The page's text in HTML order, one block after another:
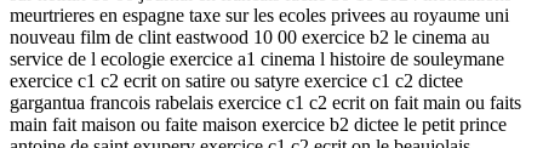
meurtrieres en espagne taxe sur les ecoles privees au royaume uni
nouveau film de clint eastwood 10 00 exercice b2 le cinema au
service de l ecologie exercice a1 cinema l histoire de souleymane
exercice c1 c2 ecrit on satire ou satyre exercice c1 c2 dictee
gargantua francois rabelais exercice c1 c2 ecrit on fait main ou faits
main fait maison ou faite maison exercice b2 dictee le petit prince